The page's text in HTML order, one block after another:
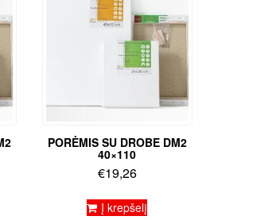
PORĖMIS SU DROBE DM2
40×110
€19,26
Į krepšelį